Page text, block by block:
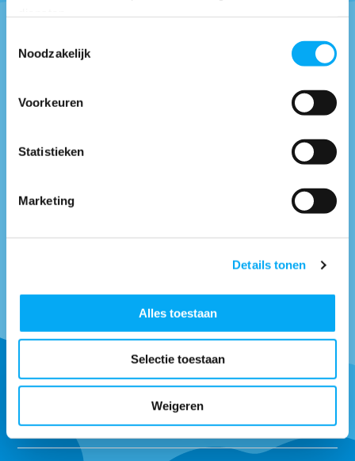
Noodzakelijk
Voorkeuren
Statistieken
Marketing
Details tonen
Alles toestaan
Selectie toestaan
Weigeren
Vragen of advies nodig?
* Bel naar
Neem contact met
Ontvang onze tips om goed uitgerust het water op te gaan.
Abonneer
* Lees hier de wettelijke beperkingen